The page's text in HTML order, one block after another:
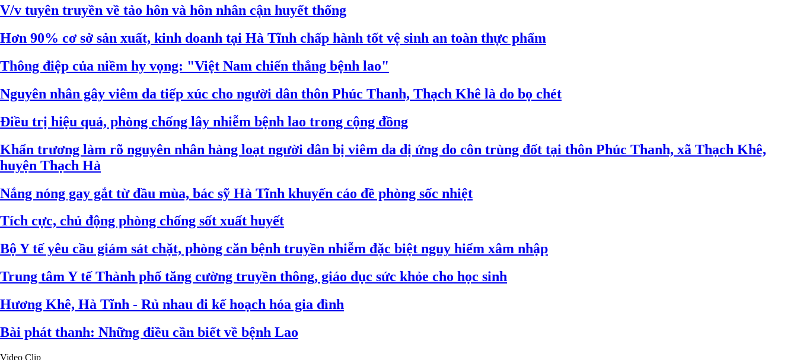
V/v tuyên truyền về tảo hôn và hôn nhân cận huyết thống
Hơn 90% cơ sở sản xuất, kinh doanh tại Hà Tĩnh chấp hành tốt vệ sinh an toàn thực phẩm
Thông điệp của niềm hy vọng: "Việt Nam chiến thắng bệnh lao"
Nguyên nhân gây viêm da tiếp xúc cho người dân thôn Phúc Thanh, Thạch Khê là do bọ chét
Điều trị hiệu quả, phòng chống lây nhiễm bệnh lao trong cộng đồng
Khẩn trương làm rõ nguyên nhân hàng loạt người dân bị viêm da dị ứng do côn trùng đốt tại thôn Phúc Thanh, xã Thạch Khê,
huyện Thạch Hà
Nắng nóng gay gắt từ đầu mùa, bác sỹ Hà Tĩnh khuyến cáo đề phòng sốc nhiệt
Tích cực, chủ động phòng chống sốt xuất huyết
Bộ Y tế yêu cầu giám sát chặt, phòng căn bệnh truyền nhiễm đặc biệt nguy hiểm xâm nhập
Trung tâm Y tế Thành phố tăng cường truyền thông, giáo dục sức khỏe cho học sinh
Hương Khê, Hà Tĩnh - Rủ nhau đi kế hoạch hóa gia đình
Bài phát thanh: Những điều cần biết về bệnh Lao
Video Clip